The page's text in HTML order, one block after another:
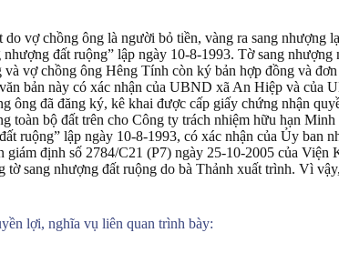
do vợ chồng ông là người bỏ tiền, vàng ra sang nhượng
đất ruộng” lập ngày 10-8-1993. Tờ sang nhượng
vợ chồng ông Hêng Tính còn ký bản hợp đồng và
bản này có xác nhận của UBND xã An Hiệp và của
ông đã đăng ký, kê khai được cấp giấy chứng nhận
toàn bộ đất trên cho Công ty trách nhiệm hữu hạn
ruộng” lập ngày 10-8-1993, có xác nhận của Ủy ban
định số 2784/C21 (P7) ngày 25-10-2005 của Viện
sang nhượng đất ruộng do bà Thảnh xuất trình. Vì
lợi, nghĩa vụ liên quan trình bày: